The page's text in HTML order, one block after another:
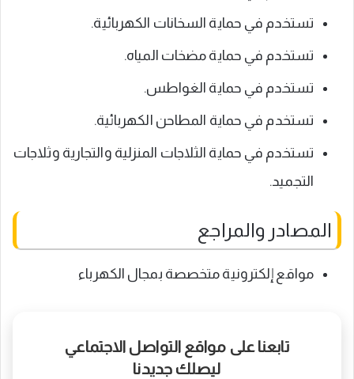
تستخدم في حماية السخانات الكهربائية.
تستخدم في حماية مضخات المياه.
تستخدم في حماية الغواطس.
تستخدم في حماية المطاحن الكهربائية.
تستخدم في حماية الثلاجات المنزلية والتجارية وثلاجات
التجميد.
المصادر والمراجع
مواقع إلكترونية متخصصة بمجال الكهرباء
تابعنا على مواقع التواصل الاجتماعي
ليصلك جديدنا